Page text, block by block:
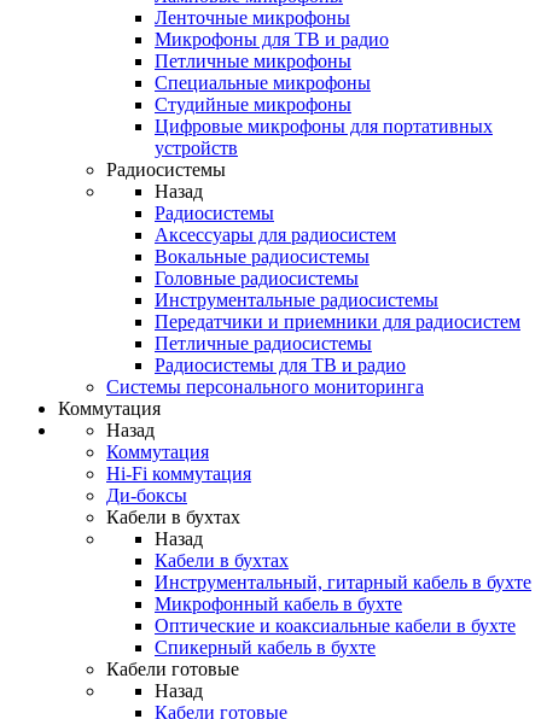
Ленточные микрофоны
Микрофоны для ТВ и радио
Петличные микрофоны
Специальные микрофоны
Студийные микрофоны
Цифровые микрофоны для портативных
устройств
Радиосистемы
Назад
Радиосистемы
Аксессуары для радиосистем
Вокальные радиосистемы
Головные радиосистемы
Инструментальные радиосистемы
Передатчики и приемники для радиосистем
Петличные радиосистемы
Радиосистемы для ТВ и радио
Системы персонального мониторинга
Коммутация
Назад
Коммутация
Hi-Fi коммутация
Ди-боксы
Кабели в бухтах
Назад
Кабели в бухтах
Инструментальный, гитарный кабель в бухте
Микрофонный кабель в бухте
Оптические и коаксиальные кабели в бухте
Спикерный кабель в бухте
Кабели готовые
Назад
Кабели готовые